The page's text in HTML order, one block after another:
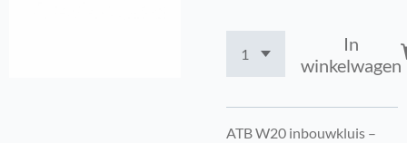
In
winkelwagen
ATB W20 inbouwkluis –